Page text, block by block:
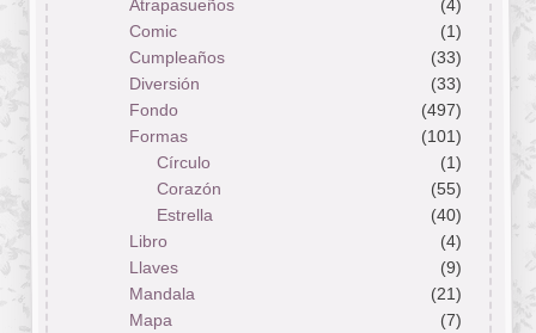
Atrapasueños
(4)
Comic
(1)
Cumpleaños
(33)
Diversión
(33)
Fondo
(497)
Formas
(101)
Círculo
(1)
Corazón
(55)
Estrella
(40)
Libro
(4)
Llaves
(9)
Mandala
(21)
Mapa
(7)